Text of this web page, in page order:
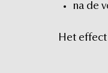
na de
Het effect